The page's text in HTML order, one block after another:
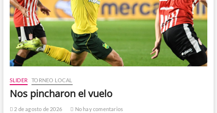
SLIDER TORNEO LOCAL
Nos pincharon el vuelo
2 de agosto de 2026 No hay comentarios